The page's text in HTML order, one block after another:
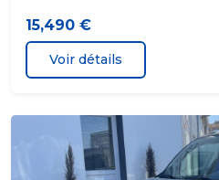
15,490 €
Voir détails